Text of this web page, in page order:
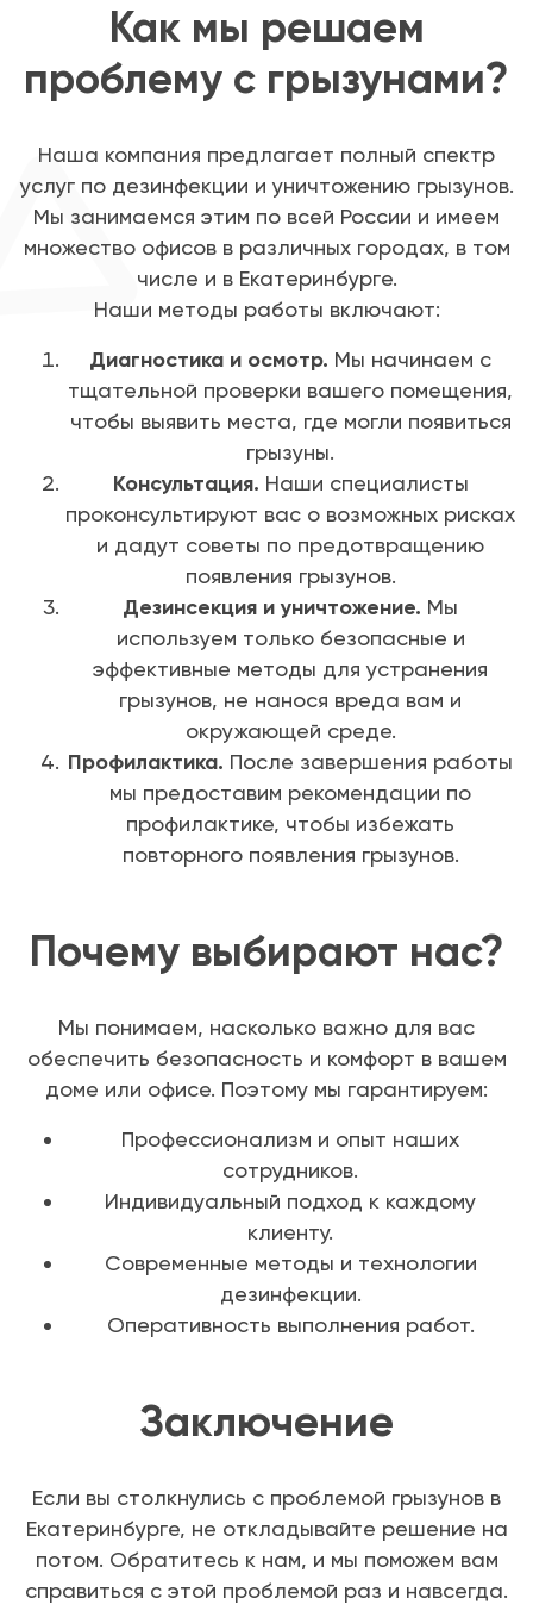
Как мы решаем
проблему с грызунами?
Наша компания предлагает полный спектр
услуг по дезинфекции и уничтожению грызунов.
Мы занимаемся этим по всей России и имеем
множество офисов в различных городах, в том
числе и в Екатеринбурге.
Наши методы работы включают:
Диагностика и осмотр. Мы начинаем с
тщательной проверки вашего помещения,
чтобы выявить места, где могли появиться
грызуны.
Консультация. Наши специалисты
проконсультируют вас о возможных рисках
и дадут советы по предотвращению
появления грызунов.
Дезинсекция и уничтожение. Мы
используем только безопасные и
эффективные методы для устранения
грызунов, не нанося вреда вам и
окружающей среде.
Профилактика. После завершения работы
мы предоставим рекомендации по
профилактике, чтобы избежать
повторного появления грызунов.
Почему выбирают нас?
Мы понимаем, насколько важно для вас
обеспечить безопасность и комфорт в вашем
доме или офисе. Поэтому мы гарантируем:
Профессионализм и опыт наших
сотрудников.
Индивидуальный подход к каждому
клиенту.
Современные методы и технологии
дезинфекции.
Оперативность выполнения работ.
Заключение
Если вы столкнулись с проблемой грызунов в
Екатеринбурге, не откладывайте решение на
потом. Обратитесь к нам, и мы поможем вам
справиться с этой проблемой раз и навсегда.